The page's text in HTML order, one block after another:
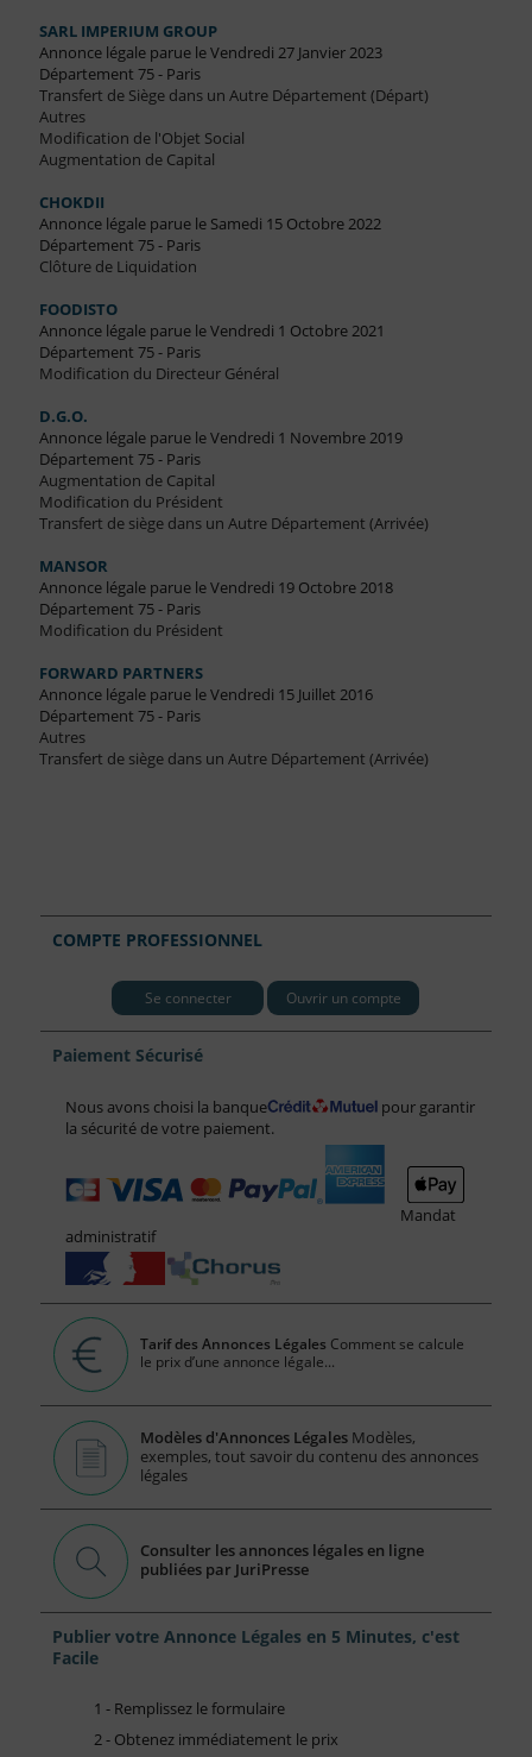
SARL IMPERIUM GROUP
Annonce légale parue le Vendredi 27 Janvier 2023
Département 75 - Paris
Transfert de Siège dans un Autre Département (Départ)
Autres
Modification de l'Objet Social
Augmentation de Capital
CHOKDII
Annonce légale parue le Samedi 15 Octobre 2022
Département 75 - Paris
Clôture de Liquidation
FOODISTO
Annonce légale parue le Vendredi 1 Octobre 2021
Département 75 - Paris
Modification du Directeur Général
D.G.O.
Annonce légale parue le Vendredi 1 Novembre 2019
Département 75 - Paris
Augmentation de Capital
Modification du Président
Transfert de siège dans un Autre Département (Arrivée)
MANSOR
Annonce légale parue le Vendredi 19 Octobre 2018
Département 75 - Paris
Modification du Président
FORWARD PARTNERS
Annonce légale parue le Vendredi 15 Juillet 2016
Département 75 - Paris
Autres
Transfert de siège dans un Autre Département (Arrivée)
COMPTE PROFESSIONNEL
Se connecter Ouvrir un compte
Paiement Sécurisé
Nous avons choisi la banque
pour garantir
la sécurité de votre paiement.
Mandat
administratif
Tarif des Annonces Légales Comment se calcule
le prix d’une annonce légale...
Modèles d'Annonces Légales Modèles,
exemples, tout savoir du contenu des annonces
légales
Consulter les annonces légales en ligne
publiées par JuriPresse
Publier votre Annonce Légales en 5 Minutes, c'est
Facile
1 - Remplissez le formulaire
2 - Obtenez immédiatement le prix